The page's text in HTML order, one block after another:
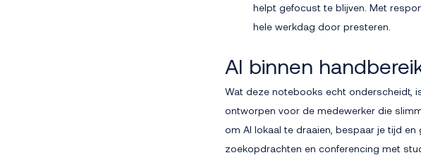
helpt gefocust te blijven. Met
hele werkdag door presteren.
AI binnen
Wat deze notebooks echt onderscheidt,
ontworpen voor de medewerker die
om AI lokaal te draaien, bespaar je tijd
zoekopdrachten en conferencing met